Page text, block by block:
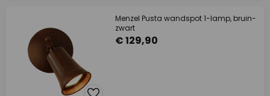
Menzel Pusta wandspot 1-lamp, bruin-
zwart
€ 129,90